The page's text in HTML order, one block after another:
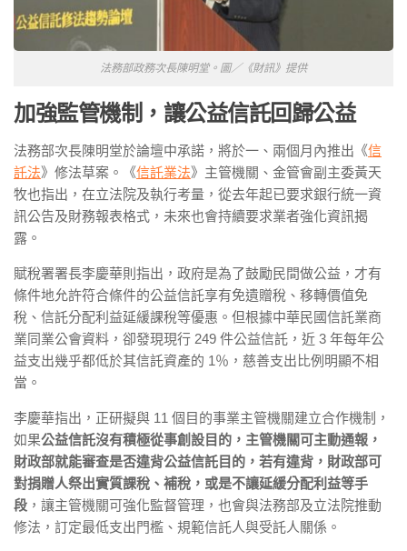
法務部政務次長陳明堂。圖／《財訊》提供
加強監管機制，讓公益信託回歸公益
法務部次長陳明堂於論壇中承諾，將於一、兩個月內推出《信
託法》修法草案。《信託業法》主管機關、金管會副主委黃天
牧也指出，在立法院及執行考量，從去年起已要求銀行統一資
訊公告及財務報表格式，未來也會持續要求業者強化資訊揭
露。
賦稅署署長李慶華則指出，政府是為了鼓勵民間做公益，才有
條件地允許符合條件的公益信託享有免遺贈稅、移轉價值免
稅、信託分配利益延緩課稅等優惠。但根據中華民國信託業商
業同業公會資料，卻發現現行 249 件公益信託，近 3 年每年公
益支出幾乎都低於其信託資產的 1％，慈善支出比例明顯不相
當。
李慶華指出，正研擬與 11 個目的事業主管機關建立合作機制，
如果公益信託沒有積極從事創設目的，主管機關可主動通報，
財政部就能審查是否違背公益信託目的，若有違背，財政部可
對捐贈人祭出實質課稅、補稅，或是不讓延緩分配利益等手
段 ，讓主管機關可強化監督管理，也會與法務部及立法院推動
修法，訂定最低支出門檻、規範信託人與受託人關係。